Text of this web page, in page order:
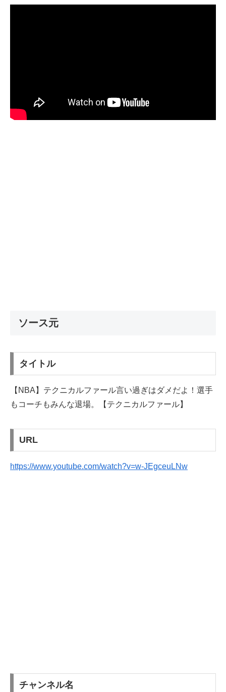
ソース元
タイトル
【NBA】テクニカルファール言い過ぎはダメだよ！選手
もコーチもみんな退場。【テクニカルファール】
URL
https://www.youtube.com/watch?v=w-JEgceuLNw
チャンネル名